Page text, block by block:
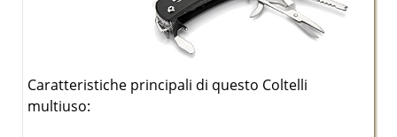
Caratteristiche principali di questo Coltelli
multiuso: